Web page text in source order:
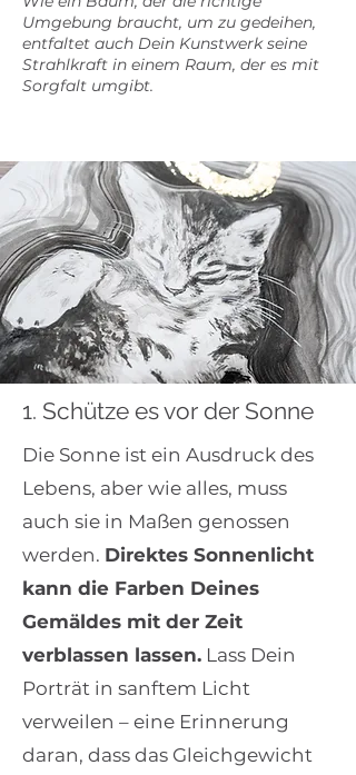
Umgebung braucht, um zu gedeihen,
entfaltet auch Dein Kunstwerk seine
Strahlkraft in einem Raum, der es mit
Sorgfalt umgibt.
1. Schütze es vor der Sonne
Die Sonne ist ein Ausdruck des
Lebens, aber wie alles, muss
auch sie in Maßen genossen
werden. Direktes Sonnenlicht
kann die Farben Deines
Gemäldes mit der Zeit
verblassen lassen. Lass Dein
Porträt in sanftem Licht
verweilen – eine Erinnerung
daran, dass das Gleichgewicht